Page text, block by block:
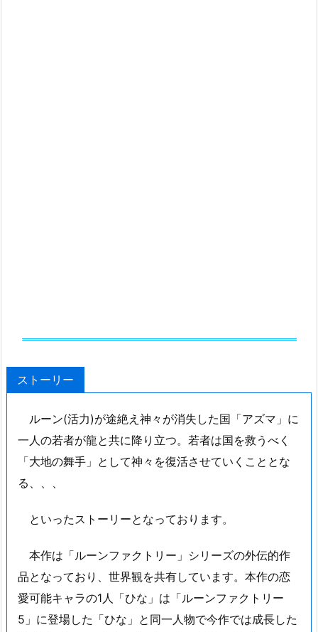
ストーリー
ルーン(活力)が途絶え神々が消失した国「アズマ」に
一人の若者が龍と共に降り立つ。若者は国を救うべく
「大地の舞手」として神々を復活させていくこととな
る、、、
といったストーリーとなっております。
本作は「ルーンファクトリー」シリーズの外伝的作
品となっており、世界観を共有しています。本作の恋
愛可能キャラの1人「ひな」は「ルーンファクトリー
5」に登場した「ひな」と同一人物で今作では成長した